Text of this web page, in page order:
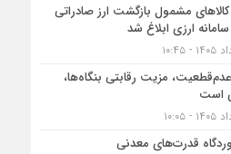
مشمول بازگشت ارز صادراتی
ارزی ابلاغ شد
مزیت رقابتی بنگاه‌ها،
است
قدرت‌های معدنی